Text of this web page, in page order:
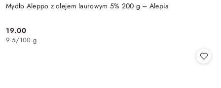
Mydło Aleppo z olejem laurowym 5% 200 g – Alepia
Cena:
19.00
9.5/100 g